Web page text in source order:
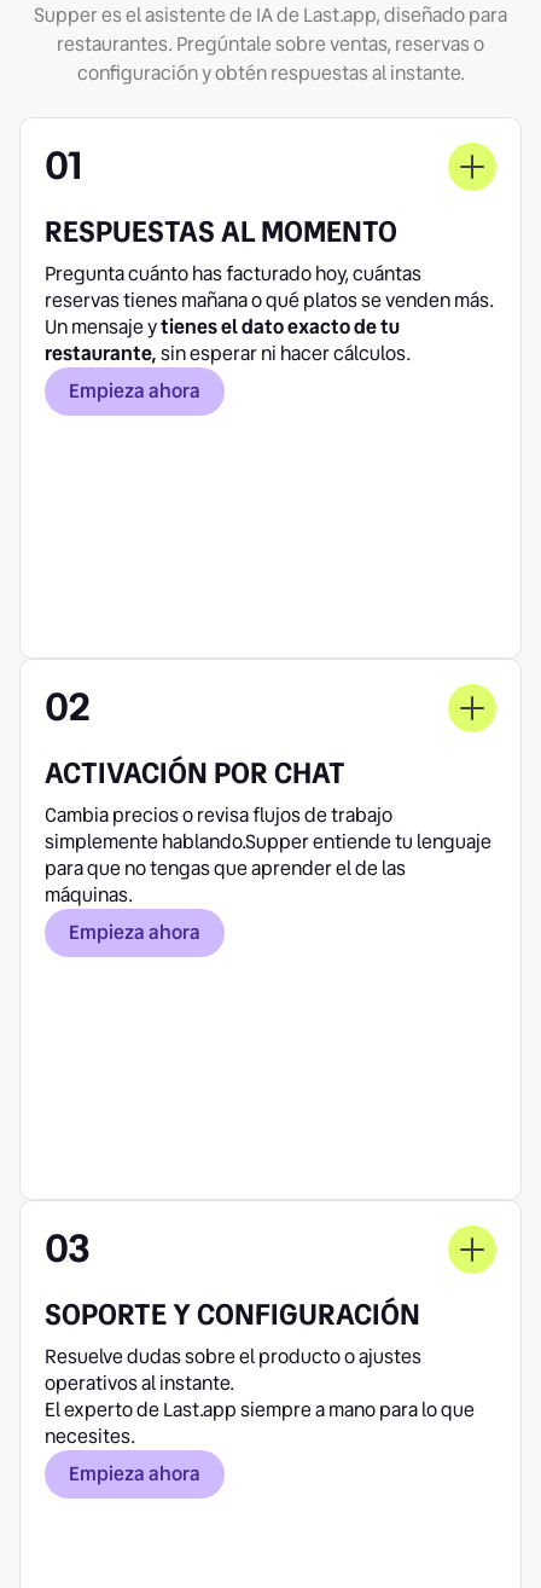
Supper es el asistente de IA de Last.app, diseñado para
restaurantes. Pregúntale sobre ventas, reservas o
configuración y obtén respuestas al instante.
01
RESPUESTAS AL MOMENTO
Pregunta cuánto has facturado hoy, cuántas
reservas tienes mañana o qué platos se venden más.
Un mensaje ytienes el dato exacto de tu
restaurante,sin esperar ni hacer cálculos.
Empieza ahora
02
ACTIVACIÓN POR CHAT
Cambia precios o revisa flujos de trabajo
simplemente hablando.Supper entiende tu lenguaje
para que no tengas que aprender el de las
máquinas.
Empieza ahora
03
SOPORTE Y CONFIGURACIÓN
Resuelve dudas sobre el producto o ajustes
operativos al instante.
El experto de Last.app siempre a mano para lo que
necesites.
Empieza ahora